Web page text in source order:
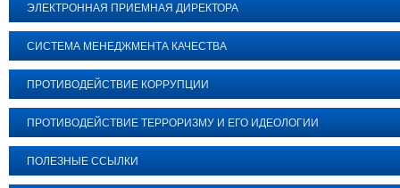
ЭЛЕКТРОННАЯ ПРИЕМНАЯ ДИРЕКТОРА
СИСТЕМА МЕНЕДЖМЕНТА КАЧЕСТВА
ПРОТИВОДЕЙСТВИЕ КОРРУПЦИИ
ПРОТИВОДЕЙСТВИЕ ТЕРРОРИЗМУ И ЕГО ИДЕОЛОГИИ
ПОЛЕЗНЫЕ ССЫЛКИ